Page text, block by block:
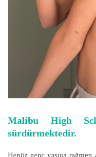
Malibu High
sürdürmektedir.
Henüz genç yaşına rağmen